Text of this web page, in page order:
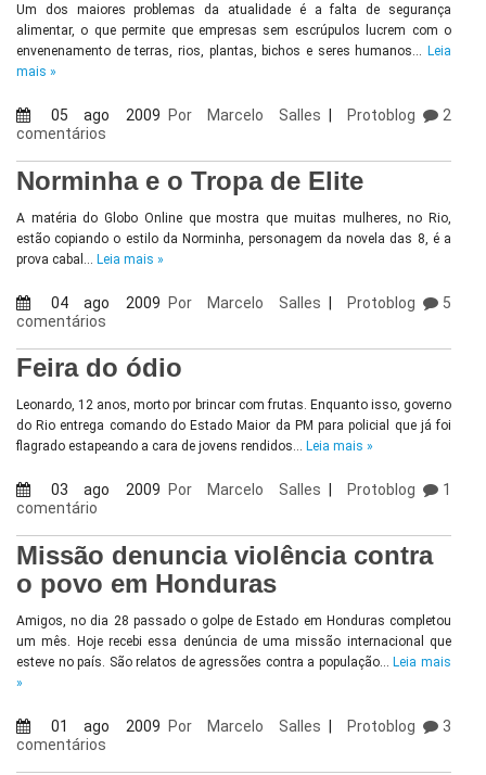
Um dos maiores problemas da atualidade é a falta de segurança
alimentar, o que permite que empresas sem escrúpulos lucrem com o
envenenamento de terras, rios, plantas, bichos e seres humanos… Leia
mais »
05 ago 2009 PorMarcelo Salles Protoblog
2
comentários
Norminha e o Tropa de Elite
A matéria do Globo Online que mostra que muitas mulheres, no Rio,
estão copiando o estilo da Norminha, personagem da novela das 8, é a
prova cabal… Leia mais »
04 ago 2009 PorMarcelo Salles | Protoblog
5
comentários
Feira do ódio
Leonardo, 12 anos, morto por brincar com frutas. Enquanto isso, governo
do Rio entrega comando do Estado Maior da PM para policial que já foi
flagrado estapeando a cara de jovens rendidos… Leia mais »
03 ago 2009 PorMarcelo Salles Protoblog
1
comentário
Missão denuncia violência contra
o povo em Honduras
Amigos, no dia 28 passado o golpe de Estado em Honduras completou
um mês. Hoje recebi essa denúncia de uma missão internacional que
esteve no país. São relatos de agressões contra a população… Leia mais
»
01 ago 2009 PorMarcelo Salles Protoblog
3
comentários